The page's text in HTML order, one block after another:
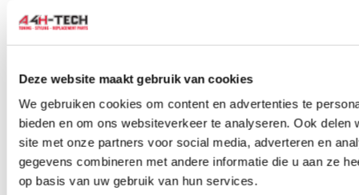
Deze website maakt gebruik van cookies
We gebruiken cookies om content en advertenties te
bieden en om ons websiteverkeer te analyseren. Ook
site met onze partners voor social media, adverteren en
gegevens combineren met andere informatie die u aan ze
op basis van uw gebruik van hun services.
0producten beschikbaar
Wiellagers & Naven
0producten beschikbaar
0producten beschikbaar
Spoorverbreders
0producten beschikbaar
Wielmoeren
0producten beschikbaar
Draadeinden
0 producten beschikbaar